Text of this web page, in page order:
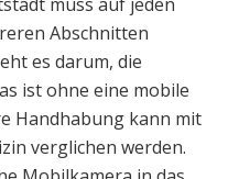
Abschnitten
es darum, die
ist ohne eine mobile
Handhabung kann mit
verglichen werden.